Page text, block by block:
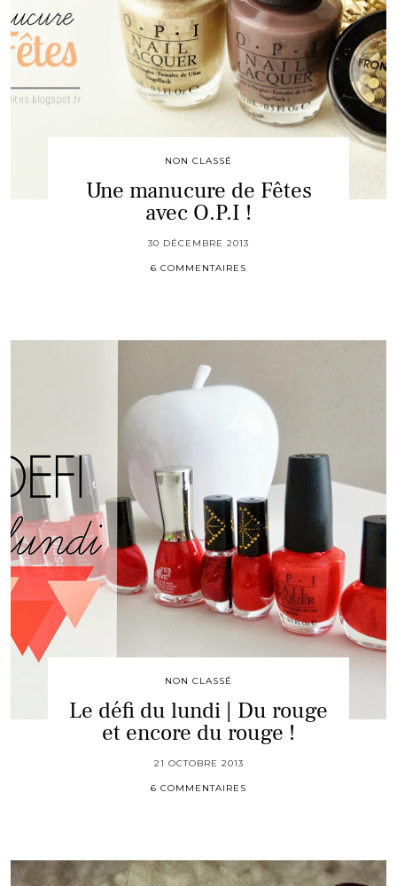
NON CLASSÉ
Une manucure de Fêtes
avec O.P.I !
30 DÉCEMBRE 2013
6 COMMENTAIRES
NON CLASSÉ
Le défi du lundi | Du rouge
et encore du rouge !
21 OCTOBRE 2013
6 COMMENTAIRES